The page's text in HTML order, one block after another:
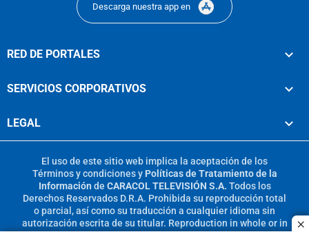
Descarga nuestra app en
RED DE PORTALES
SERVICIOS CORPORATIVOS
LEGAL
El uso de este sitio web implica la aceptación de los
Términos y condicionesy Políticas de Tratamiento de la
Información de CARACOL TELEVISIÓN S.A. Todos los
Derechos Reservados D.R.A. Prohibida su reproducción total
o parcial, así como su traducción a cualquier idioma sin
autorización escrita de su titular. Reproduction in whole or in